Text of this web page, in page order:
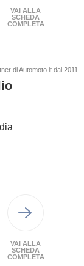
VAI ALLA
SCHEDA
COMPLETA
di Automoto.it dal 2011
VAI ALLA
SCHEDA
COMPLETA